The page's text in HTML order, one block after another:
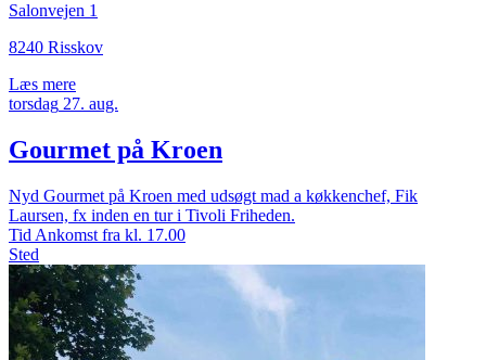
Salonvejen 1
8240 Risskov
Læs mere
torsdag 27. aug.
Gourmet på Kroen
Nyd Gourmet på Kroen med udsøgt mad a køkkenchef, Fik
Laursen, fx inden en tur i Tivoli Friheden.
Tid Ankomst fra kl. 17.00
Sted